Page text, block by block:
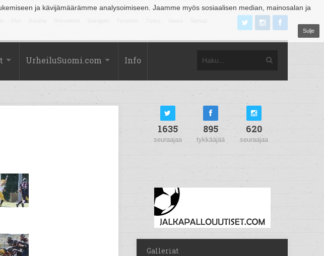
ja kävijämäärämme analysoimiseen. Jaamme myös sosiaalisen median, mainosalan ja
Sulje
UrheiluSuomi.com Info
1635
seuraajaa
895
tykkääjää
620
seuraajaa
Galleriat